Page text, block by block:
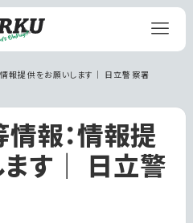
報提供をお願いします｜ 日立警察署
報：情報提
す｜ 日立警